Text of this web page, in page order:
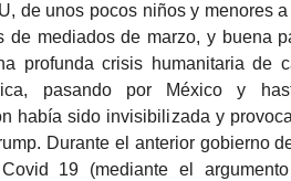
de unos pocos niños y menores
mediados de marzo, y buena
profunda crisis humanitaria de
pasando por México y
había sido invisibilizada y
Durante el anterior gobierno
19 (mediante el